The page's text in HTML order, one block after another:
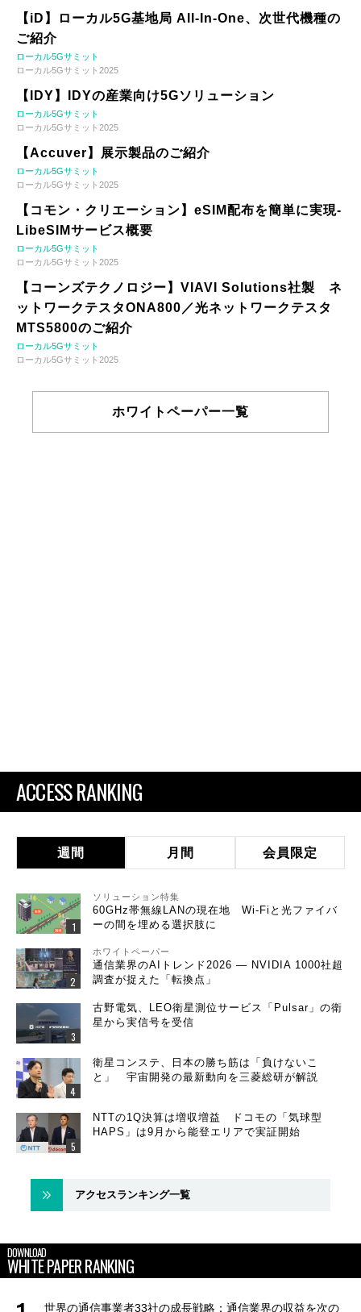
【iD】ローカル5G基地局 All-In-One、次世代機種の
ご紹介
ローカル5Gサミット
ローカル5Gサミット2025
【IDY】IDYの産業向け5Gソリューション
ローカル5Gサミット
ローカル5Gサミット2025
【Accuver】展示製品のご紹介
ローカル5Gサミット
ローカル5Gサミット2025
【コモン・クリエーション】eSIM配布を簡単に実現-
LibeSIMサービス概要
ローカル5Gサミット
ローカル5Gサミット2025
【コーンズテクノロジー】VIAVI Solutions社製 ネ
ットワークテスタONA800／光ネットワークテスタ
MTS5800のご紹介
ローカル5Gサミット
ローカル5Gサミット2025
ホワイトペーパー一覧
ACCESS RANKING
週間 月間 会員限定
ソリューション特集
60GHz帯無線LANの現在地 Wi-Fiと光ファイバ
ーの間を埋める選択肢に
ホワイトペーパー
通信業界のAIトレンド2026 ― NVIDIA 1000社超
調査が捉えた「転換点」
古野電気、LEO衛星測位サービス「Pulsar」の衛
星から実信号を受信
衛星コンステ、日本の勝ち筋は「負けないこ
と」 宇宙開発の最新動向を三菱総研が解説
NTTの1Q決算は増収増益 ドコモの「気球型
HAPS」は9月から能登エリアで実証開始
アクセスランキング一覧
DOWNLOAD
WHITE PAPER RANKING
世界の通信事業者33社の成長戦略：通信業界の収益を次の